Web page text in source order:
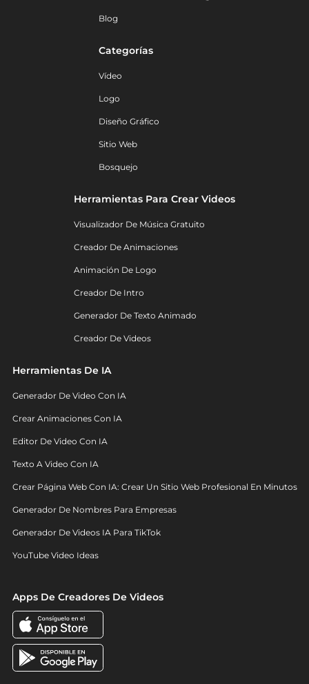
Blog
Categorías
Vídeo
Logo
Diseño Gráfico
Sitio Web
Bosquejo
Herramientas Para Crear Videos
Visualizador De Música Gratuito
Creador De Animaciones
Animación De Logo
Creador De Intro
Generador De Texto Animado
Creador De Videos
Herramientas De IA
Generador De Video Con IA
Crear Animaciones Con IA
Editor De Video Con IA
Texto A Video Con IA
Crear Página Web Con IA: Crear Un Sitio Web Profesional En Minutos
Generador De Nombres Para Empresas
Generador De Videos IA Para TikTok
YouTube Video Ideas
Apps De Creadores De Videos